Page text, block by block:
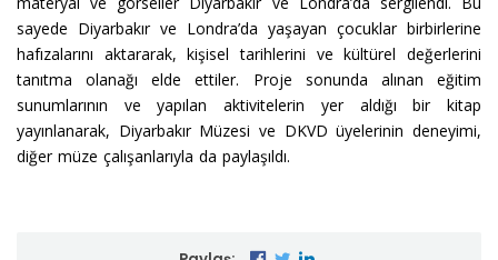
sayede Diyarbakır ve Londra’da yaşayan çocuklar birbirlerine
hafızalarını aktararak, kişisel tarihlerini ve kültürel değerlerini
tanıtma olanağı elde ettiler. Proje sonunda alınan eğitim
sunumlarının ve yapılan aktivitelerin yer aldığı bir kitap
yayınlanarak, Diyarbakır Müzesi ve DKVD üyelerinin deneyimi,
diğer müze çalışanlarıyla da paylaşıldı.